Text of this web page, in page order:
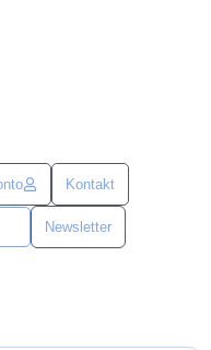
Kontakt
Newsletter